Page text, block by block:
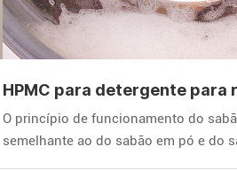
HPMC para detergente para
O princípio de funcionamento do
semelhante ao do sabão em pó e do